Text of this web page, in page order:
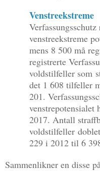
Venstreekstreme
venstreekstreme
mens 8 500 må
registrerte
voldstilfeller som
det 1 608 tilfeller
201.
2017. Antall
voldstilfeller
229 i 2012 til 6
Sammenlikner en disse